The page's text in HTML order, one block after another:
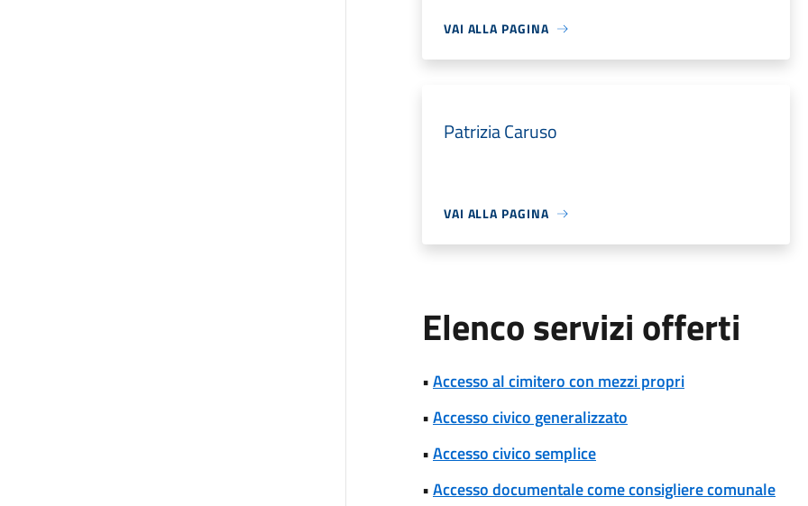
VAI ALLA PAGINA
Patrizia Caruso
VAI ALLA PAGINA
Elenco servizi offerti
•Accesso al cimitero con mezzi propri
•Accesso civico generalizzato
•Accesso civico semplice
•Accesso documentale come consigliere comunale